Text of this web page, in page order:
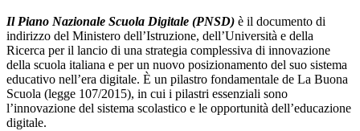
Il Piano Nazionale Scuola Digitale (PNSD) è il documento di
indirizzo del Ministero dell’Istruzione, dell’Università e della
Ricerca per il lancio di una strategia complessiva di innovazione
della scuola italiana e per un nuovo posizionamento del suo sistema
educativo nell’era digitale. È un pilastro fondamentale de La Buona
Scuola (legge 107/2015), in cui i pilastri essenziali sono
l’innovazione del sistema scolastico e le opportunità dell’educazione
digitale.